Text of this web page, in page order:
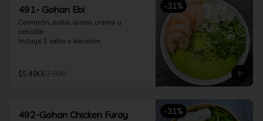
-31%
491- Gohan Ebi
Camarón, palta, queso crema y
cebollín
Incluye 1 salsa a elección.
$5.490$7.990
-31%
492-Gohan Chicken Furay